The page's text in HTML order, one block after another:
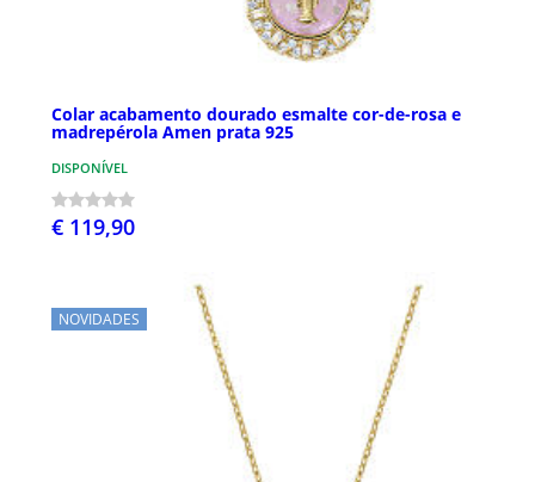
Colar acabamento dourado esmalte cor-de-rosa e
madrepérola Amen prata 925
DISPONÍVEL
€ 119,90
NOVIDADES